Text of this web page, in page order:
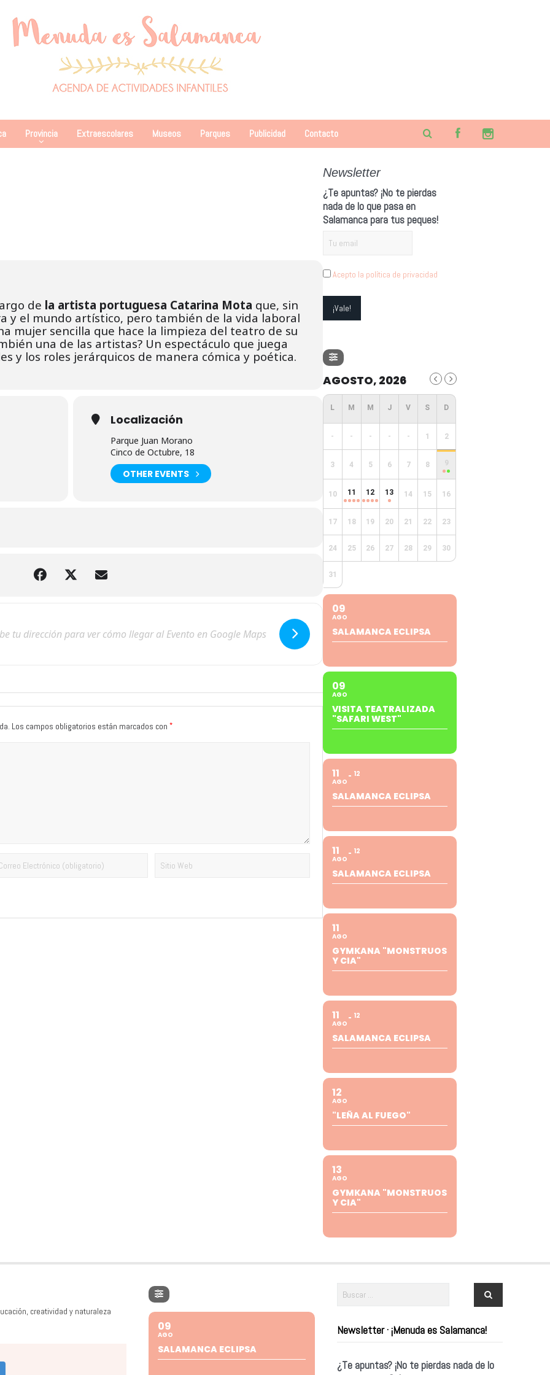
Provincia Extraescolares Museos Parques Publicidad Contacto
de la artista portuguesa Catarina Mota que, sin
y el mundo artístico, pero también de la vida laboral
mujer sencilla que hace la limpieza del teatro de su
una de las artistas? Un espectáculo que juega
y los roles jerárquicos de manera cómica y poética.
Localización
Parque Juan Morano
Cinco de Octubre, 18
OTHER EVENTS
Los campos obligatorios están marcados con *
Newsletter
¿Te apuntas? ¡No te pierdas
nada de lo que pasa en
Salamanca para tus peques!
Acepto la política de privacidad
AGOSTO, 2026
- - - - - 1 2
3 4 5 6 7 8 9
10 11 12 13 14 15 16
17 18 19 20 21 22 23
24 25 26 27 28 29 30
31
09
AGO
SALAMANCA ECLIPSA
09
AGO
VISITA TEATRALIZADA
"SAFARI WEST"
11
AGO
12
SALAMANCA ECLIPSA
11
AGO
12
SALAMANCA ECLIPSA
11
AGO
GYMKANA "MONSTRUOS
Y CIA"
11
AGO
12
SALAMANCA ECLIPSA
12
AGO
"LEÑA AL FUEGO"
13
AGO
GYMKANA "MONSTRUOS
Y CIA"
creatividad y naturaleza
09
AGO
SALAMANCA ECLIPSA
Newsletter · ¡Menuda es Salamanca!
¿Te apuntas? ¡No te pierdas nada de lo